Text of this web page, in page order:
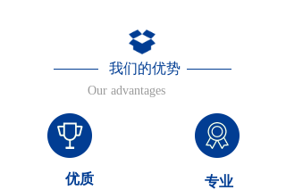
我们的优势
优质 专业
Our advantages